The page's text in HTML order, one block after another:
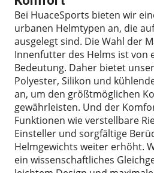
Bei HuaceSports bieten wir
urbanen Helmtypen an, die
ausgelegt sind. Die Wahl der
Innenfutter des Helms ist von
Bedeutung. Daher bietet
Polyester, Silikon und
an, um den größtmöglichen
gewährleisten. Und der
Funktionen wie verstellbare
Einsteller und sorgfältige
Helmgewichts weiter erhöht.
ein wissenschaftliches